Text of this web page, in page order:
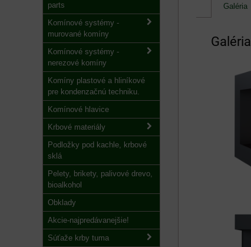
Galéria
Galéria
parts
Komínové systémy -
murované komíny
Komínové systémy -
nerezové komíny
Komíny plastové a hliníkové
pre kondenzačnú techniku.
Komínové hlavice
Krbové materiály
Podložky pod kachle, krbové
sklá
Pelety, brikety, palivové drevo,
bioalkohol
Obklady
Akcie-najpredávanejšie!
Súťaže krby tuma